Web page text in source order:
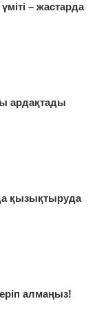
– жастарда
ардақтады
қызықтыруда
алмаңыз!